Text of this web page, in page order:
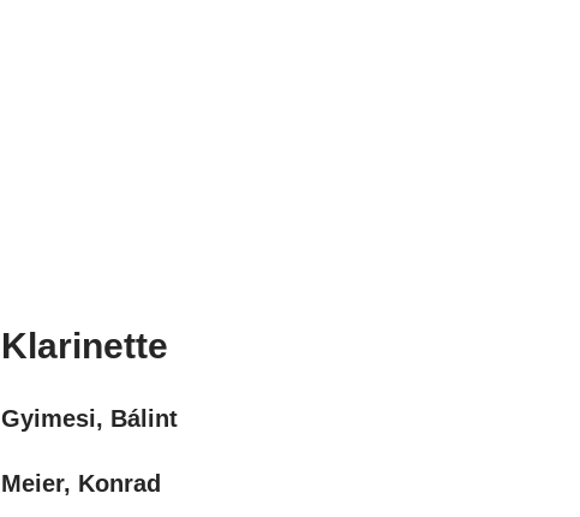
Klarinette
Gyimesi, Bálint
Meier, Konrad